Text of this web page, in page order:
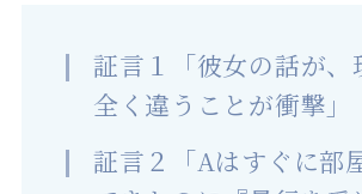
証言１「彼女の話が、
全く違うことが衝撃」
証言２「Aはすぐに部